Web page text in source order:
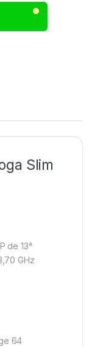
Slim
de 13ᵃ
GHz
64